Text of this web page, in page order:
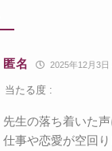
匿名 2025年12月3日
当たる度 :
先生の落ち着いた
仕事や恋愛が空回